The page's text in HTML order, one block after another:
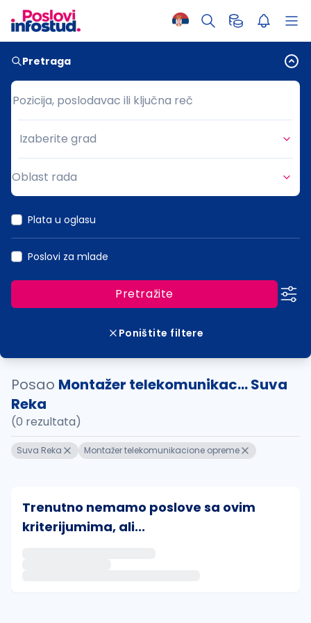
Pretraga
Pozicija, poslodavac ili ključna reč
Pozicija, poslodavac ili ključna reč
Grad
Izaberite grad
Oblast rada
Plata u oglasu
Poslovi za mlade
Pretražite
Poništite filtere
Posao Montažer telekomunikac... Suva
Reka
(0 rezultata)
Suva Reka Montažer telekomunikacione opreme
Trenutno nemamo poslove sa ovim
kriterijumima, ali...